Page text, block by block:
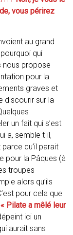
vous périrez
au grand
qui
nous propose
pour la
graves et
discourir sur la
un fait qui s’est
a, semble t-il,
qu’il parait
pour la Pâques (à
troupes
alors qu’ils
pour cela que
« Pilate a mêlé leur
ici un
aurait sans